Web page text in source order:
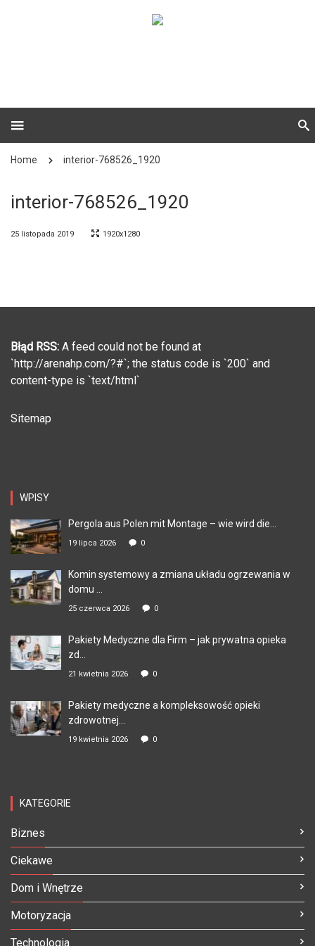
Home interior-768526_1920
interior-768526_1920
25 listopada 2019 1920x1280
Błąd RSS: A feed could not be found at
`http://arenahp.com/?#`; the status code is `200` and
content-type is `text/html`
Sitemap
WPISY
Pergola aus Polen mit Montage – wie wird die...
19 lipca 2026 0
Komin systemowy a zmiana układu ogrzewania w
domu ...
25 czerwca 2026 0
Pakiety Medyczne dla Firm – jak prywatna opieka
zd...
21 kwietnia 2026 0
Pakiety medyczne a kompleksowość opieki
zdrowotnej...
19 kwietnia 2026 0
KATEGORIE
Biznes
Ciekawe
Dom i Wnętrze
Motoryzacja
Technologia